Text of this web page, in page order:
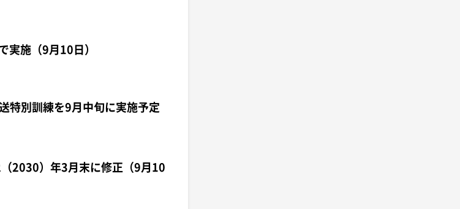
実施（9月10日）
特別訓練を9月中旬に実施予定
2030）年3月末に修正（9月10